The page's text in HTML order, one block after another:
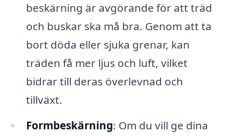
beskärning är avgörande för att träd
och buskar ska må bra. Genom att ta
bort döda eller sjuka grenar, kan
träden få mer ljus och luft, vilket
bidrar till deras överlevnad och
tillväxt.
Formbeskärning: Om du vill ge dina